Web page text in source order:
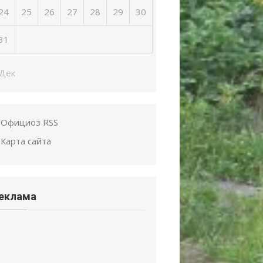
25 26 27 28 29 30
Официоз RSS
Карта сайта